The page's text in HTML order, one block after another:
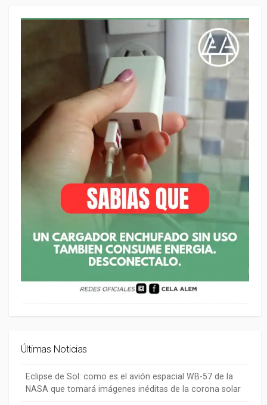
Últimas Noticias
Eclipse de Sol: como es el avión espacial WB-57 de la
NASA que tomará imágenes inéditas de la corona solar